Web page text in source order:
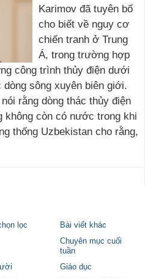
Karimov đã tuyên bố
cho biết về nguy cơ
chiến tranh ở Trung
Á, trong trường hợp
công trình thủy điện dưới
sông xuyên biên giới.
rằng dòng thác thủy điện
không còn có nước trong khi
thống Uzbekistan cho rằng,
lọc
Bài viết khác
Chuyên mục cuối
tuần
Giáo dục